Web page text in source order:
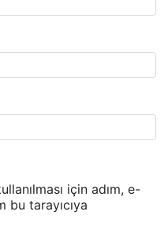
için adım, e-
bu tarayıcıya